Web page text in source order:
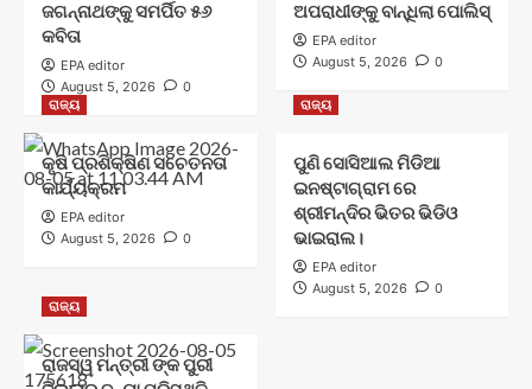
ଜଗନ୍ନାଥଙ୍କୁ ସମର୍ପିତ ୫୬
କବିତା
EPA editor
August 5, 2026
0
ଅପରାଧୀଙ୍କୁ ବାନ୍ଧିଲା ପୋଲିସ୍
EPA editor
August 5, 2026
0
ରାଜ୍ୟ
କୃଷି ପ୍ରଶିକ୍ଷିଣ ସଚେତନତା
କାର୍ଯ୍ୟକ୍ରମ
EPA editor
August 5, 2026
0
ରାଜ୍ୟ
ପୁଣି ସୋସିଆଲ ମିଡିଆ
ଇନଷ୍ଟାଗ୍ରାମ ରେ
ଶ୍ରୀମନ୍ଦିର ଭିତର ଭିଡିଓ
ଭାଇରାଲ।
EPA editor
August 5, 2026
0
ରାଜ୍ୟ
ରାଜସ୍ୱ ମନ୍ତ୍ରୀ ଙ୍କ ପୁରୀ